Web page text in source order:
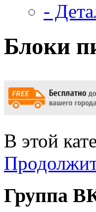
-
Блоки
В этой
Группа